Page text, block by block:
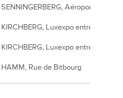
SENNINGERBERG, Aéroport
KIRCHBERG, Luxexpo entrée Sud
KIRCHBERG, Luxexpo entrée Sud
HAMM, Rue de Bitbourg